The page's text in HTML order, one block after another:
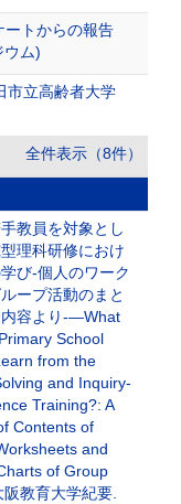
ートからの報告
ウム)
市立高齢者大学
全件表示（8件）
教員を対象とし
理科研修におけ
び-個人のワーク
ープ活動のまと
容より-—What
School
from the
and Inquiry-
Training?: A
Contents of
and
of Group
教育大学紀要.